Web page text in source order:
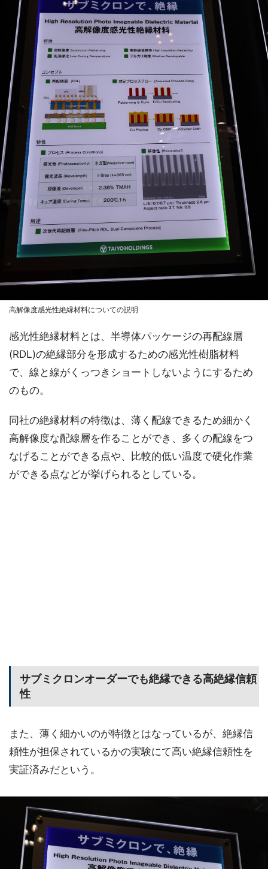
高解像度感光性絶縁材料についての説明
感光性絶縁材料とは、半導体パッケージの再配線層
(RDL)の絶縁部分を形成するための感光性樹脂材料
で、線と線がくっつきショートしないようにするため
のもの。
同社の絶縁材料の特徴は、薄く配線できるため細かく
高解像度な配線層を作ることができ、多くの配線をつ
なげることができる点や、比較的低い温度で硬化作業
ができる点などが挙げられるとしている。
サブミクロンオーダーでも絶縁できる高絶縁信頼
性
また、薄く細かいのが特徴とはなっているが、絶縁信
頼性が担保されているかの実験にて高い絶縁信頼性を
実証済みだという。